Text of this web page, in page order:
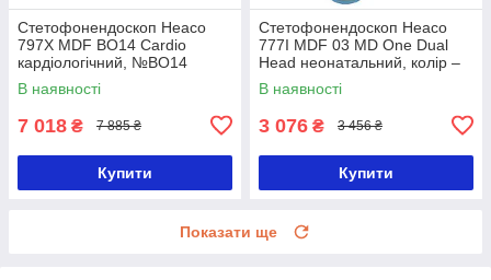
Стетофонендоскоп Heaco
797X MDF BO14 Cardio
кардіологічний, №BO14
В наявності
7 018 ₴ 7 885 ₴
Купити
Стетофонендоскоп Heaco
777I MDF 03 MD One Dual
Head неонатальний, колір –
блакитний
В наявності
3 076 ₴ 3 456 ₴
Купити
Показати ще